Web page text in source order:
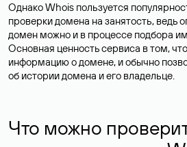
Однако Whois пользуется
проверки домена на занятость, ведь
домен можно и в процессе подбора
Основная ценность сервиса в том,
информацию о домене, и обычно
об истории домена и его владельце.
Что можно